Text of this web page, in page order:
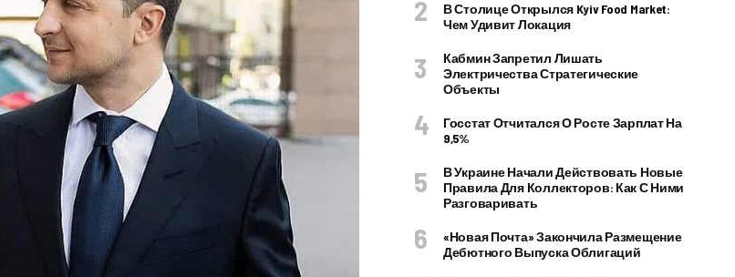
В Столице Открылся Kyiv Food Market:
Чем Удивит Локация
Кабмин Запретил Лишать
Электричества Стратегические
Объекты
Госстат Отчитался О Росте Зарплат На
9,5%
В Украине Начали Действовать Новые
Правила Для Коллекторов: Как С Ними
Разговаривать
«Новая Почта» Закончила Размещение
Дебютного Выпуска Облигаций